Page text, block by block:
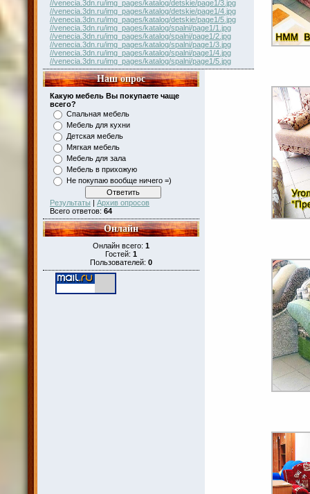
//venecia.3dn.ru/img_pages/katalog/detskie/page1/3.jpg
//venecia.3dn.ru/img_pages/katalog/detskie/page1/4.jpg
//venecia.3dn.ru/img_pages/katalog/detskie/page1/5.jpg
//venecia.3dn.ru/img_pages/katalog/spalni/page1/1.jpg
//venecia.3dn.ru/img_pages/katalog/spalni/page1/2.jpg
//venecia.3dn.ru/img_pages/katalog/spalni/page1/3.jpg
//venecia.3dn.ru/img_pages/katalog/spalni/page1/4.jpg
//venecia.3dn.ru/img_pages/katalog/spalni/page1/5.jpg
Наш опрос
Какую мебель Вы покупаете чаще
всего?
Спальная мебель
Мебель для кухни
Детская мебель
Мягкая мебель
Мебель для зала
Мебель в прихожую
Не покупаю вообще ничего =)
Результаты | Архив опросов
Всего ответов: 64
Онлайн
Онлайн всего: 1
Гостей: 1
Пользователей: 0